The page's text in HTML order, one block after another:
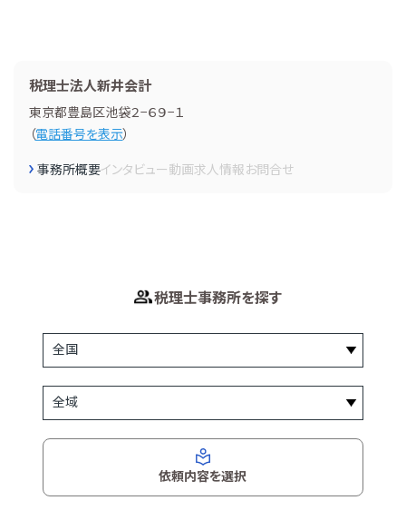
税理士法人新井会計
東京都豊島区池袋２−６９−１
（電話番号を表示）
事務所概要インタビュー動画求人情報お問合せ
税理士事務所を探す
依頼内容を選択